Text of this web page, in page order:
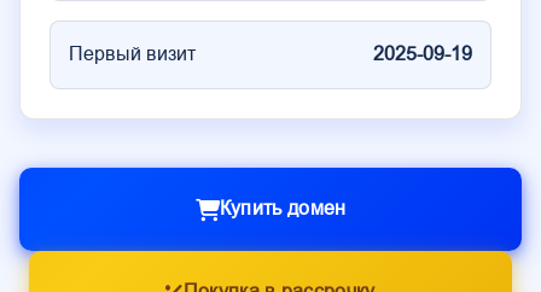
Первый визит 2025-09-19
Купить домен